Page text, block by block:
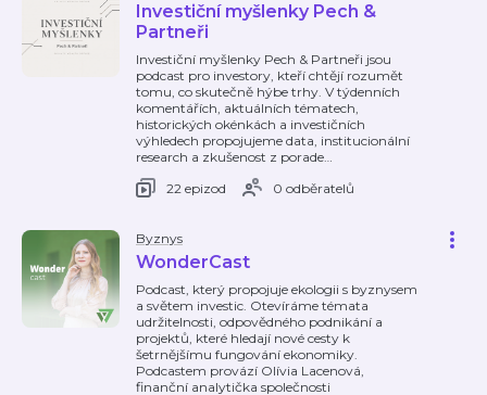
Investiční myšlenky Pech &
Partneři
Investiční myšlenky Pech & Partneři jsou
podcast pro investory, kteří chtějí rozumět
tomu, co skutečně hýbe trhy. V týdenních
komentářích, aktuálních tématech,
historických okénkách a investičních
výhledech propojujeme data, institucionální
research a zkušenost z porade…
22 epizod
0 odběratelů
Byznys
WonderCast
Podcast, který propojuje ekologii s byznysem
a světem investic. Otevíráme témata
udržitelnosti, odpovědného podnikání a
projektů, které hledají nové cesty k
šetrnějšímu fungování ekonomiky.
Podcastem provází Olívia Lacenová,
finanční analytička společnosti